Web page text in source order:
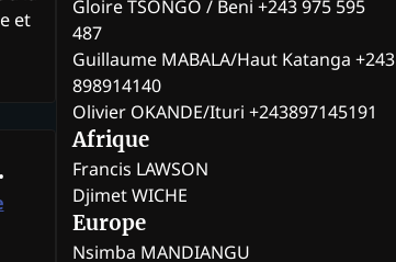
et
•
Gloire TSONGO / Beni +243 975 595
487
Guillaume MABALA/Haut Katanga +243
898914140
Olivier OKANDE/Ituri +243897145191
Afrique
Francis LAWSON
Djimet WICHE
Europe
Nsimba MANDIANGU